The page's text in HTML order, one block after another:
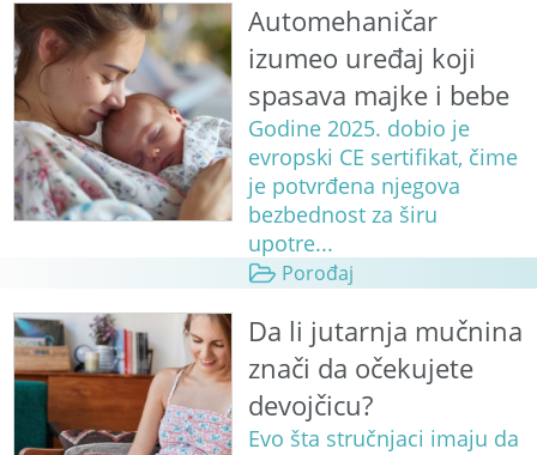
Automehaničar
izumeo uređaj koji
spasava majke i bebe
Godine 2025. dobio je
evropski CE sertifikat, čime
je potvrđena njegova
bezbednost za širu
upotre...
Porođaj
Da li jutarnja mučnina
znači da očekujete
devojčicu?
Evo šta stručnjaci imaju da